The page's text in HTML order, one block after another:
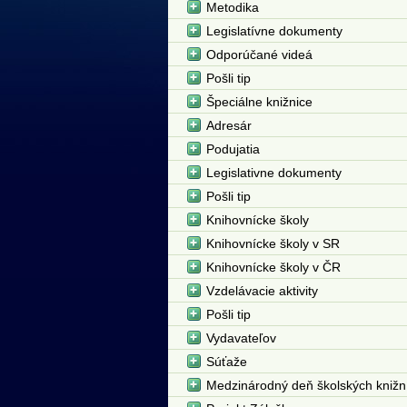
Metodika
Legislatívne dokumenty
Odporúčané videá
Pošli tip
Špeciálne knižnice
Adresár
Podujatia
Legislativne dokumenty
Pošli tip
Knihovnícke školy
Knihovnícke školy v SR
Knihovnícke školy v ČR
Vzdelávacie aktivity
Pošli tip
Vydavateľov
Súťaže
Medzinárodný deň školských